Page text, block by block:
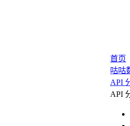
首页
咕咕
API
API